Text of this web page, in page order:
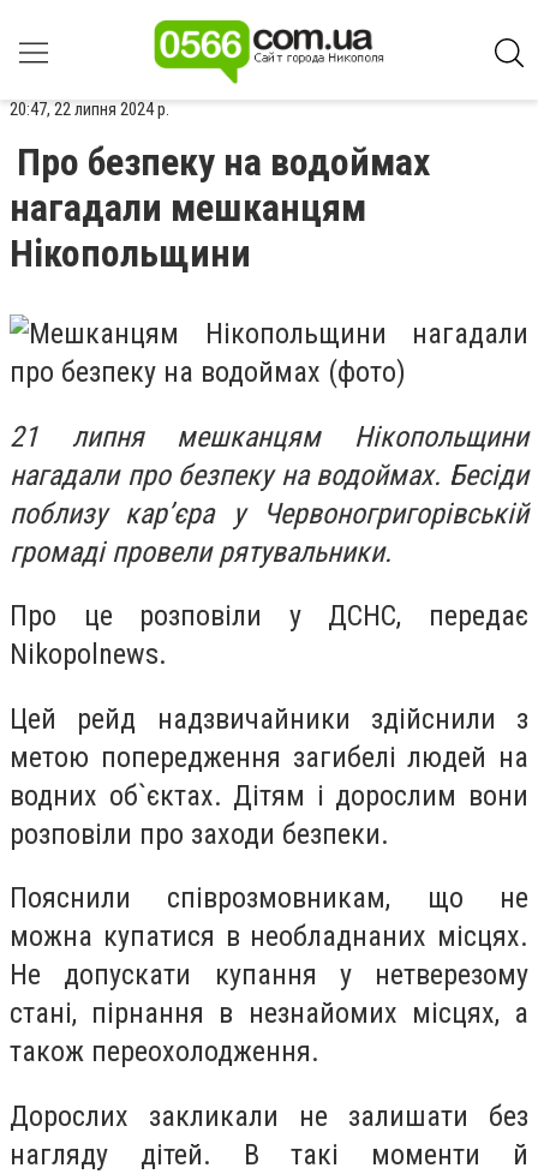
20:47, 22 липня 2024 р.
Про безпеку на водоймах
нагадали мешканцям
Нікопольщини
21 липня мешканцям Нікопольщини
нагадали про безпеку на водоймах. Бесіди
поблизу кар’єра у Червоногригорівській
громаді провели рятувальники.
Про це розповіли у ДСНС, передає
Nikopolnews.
Цей рейд надзвичайники здійснили з
метою попередження загибелі людей на
водних об`єктах. Дітям і дорослим вони
розповіли про заходи безпеки.
Пояснили співрозмовникам, що не
можна купатися в необладнаних місцях.
Не допускати купання у нетверезому
стані, пірнання в незнайомих місцях, а
також переохолодження.
Дорослих закликали не залишати без
нагляду дітей. В такі моменти й